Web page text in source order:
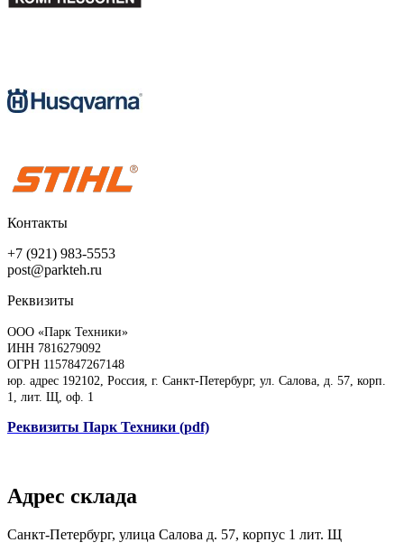
Контакты
+7 (921) 983-5553
post@parkteh.ru
Реквизиты
ООО «Парк Техники»
ИНН 7816279092
ОГРН 1157847267148
юр. адрес 192102, Россия, г. Санкт-Петербург, ул. Салова, д. 57, корп.
1, лит. Щ, оф. 1
Реквизиты Парк Техники (pdf)
Адрес склада
Санкт-Петербург, улица Салова д. 57, корпус 1 лит. Щ